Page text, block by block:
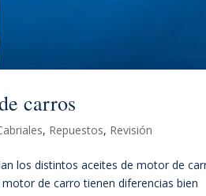
carros
, Repuestos, Revisión
los distintos aceites de motor de
de carro tienen diferencias bien